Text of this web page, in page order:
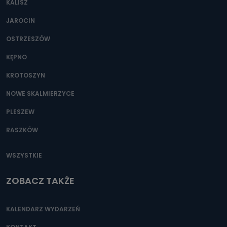
Można to zrobić pod numerem telefonu 62 735-51-05 lub
KALISZ
JAROCIN
OSTRZESZÓW
KĘPNO
KROTOSZYN
NOWE SKALMIERZYCE
PLESZEW
RASZKÓW
WSZYSTKIE
ZOBACZ TAKŻE
KALENDARZ WYDARZEŃ